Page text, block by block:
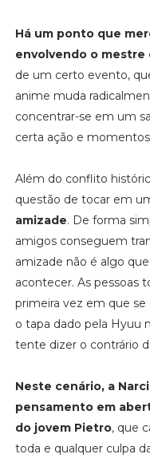
Há um ponto que
envolvendo o mestre
de um certo evento,
anime muda
concentrar-se em um
certa ação e
Além do conflito
questão de tocar em
amizade. De forma
amigos conseguem
amizade não é algo
acontecer. As pessoas
primeira vez em que se
o tapa dado pela Hyuu
tente dizer o contrário
Neste cenário, a
pensamento em
do jovem Pietro, que
toda e qualquer culpa